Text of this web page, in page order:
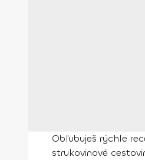
Obľubuješ rýchle
strukovinové